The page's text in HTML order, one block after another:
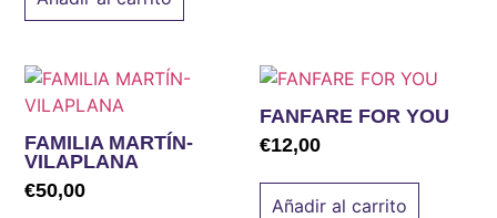
FAMILIA MARTÍN-
VILAPLANA
€50,00
FANFARE FOR YOU
€12,00
Añadir al carrito